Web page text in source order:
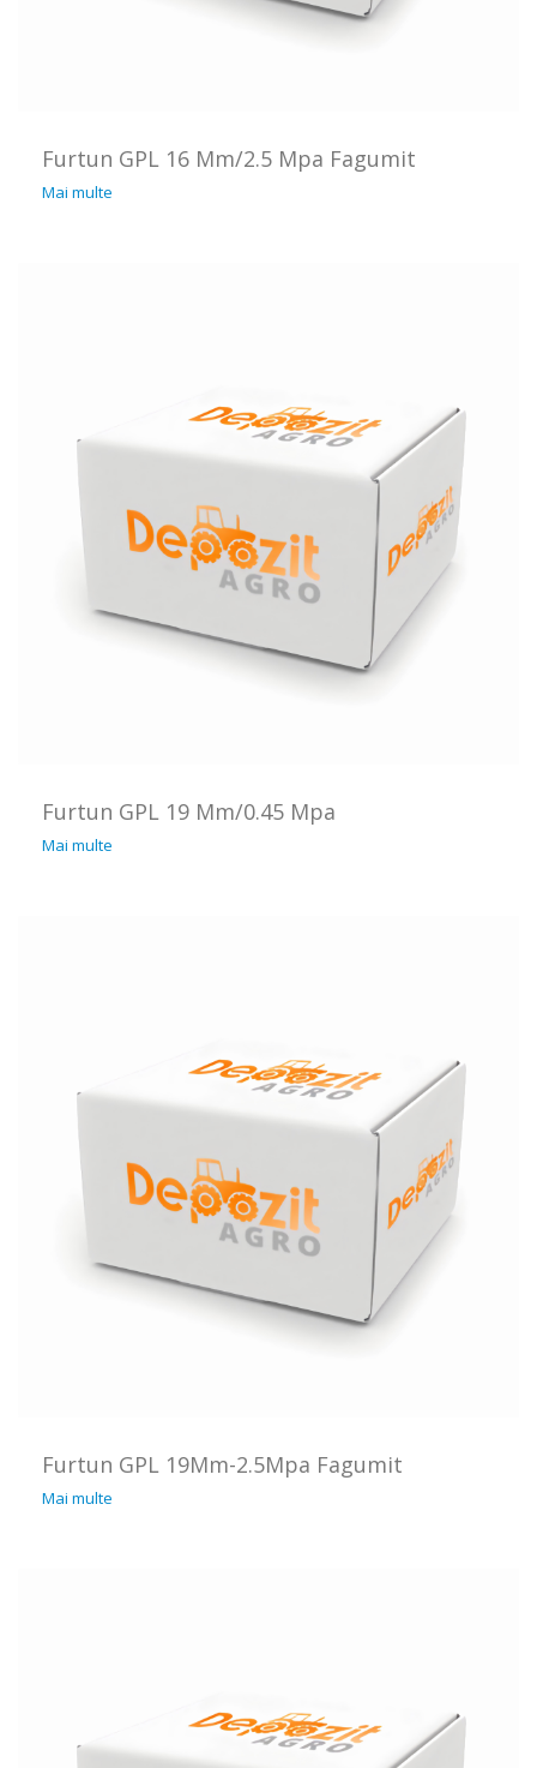
Furtun GPL 16 Mm/2.5 Mpa Fagumit
Mai multe
Furtun GPL 19 Mm/0.45 Mpa
Mai multe
Furtun GPL 19Mm-2.5Mpa Fagumit
Mai multe